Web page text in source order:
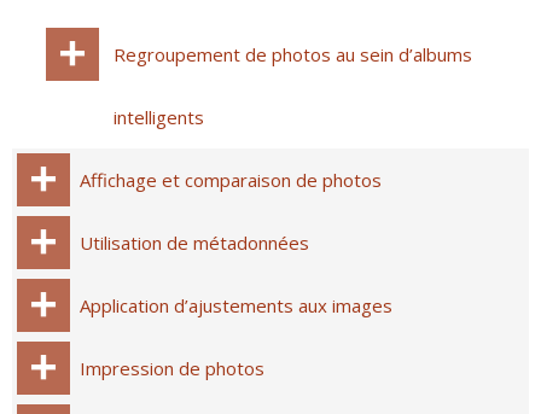
Regroupement de photos au sein d’albums
intelligents
Affichage et comparaison de photos
Utilisation de métadonnées
Application d’ajustements aux images
Impression de photos